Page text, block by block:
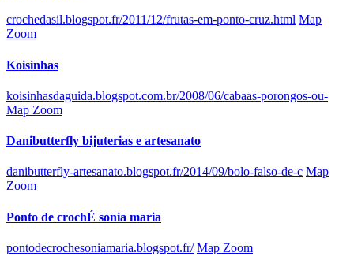
crochedasil.blogspot.fr/2011/12/frutas-em-ponto-cruz.html Map
Zoom
Koisinhas
koisinhasdaguida.blogspot.com.br/2008/06/cabaas-porongos-ou-
Map Zoom
Danibutterfly bijuterias e artesanato
danibutterfly-artesanato.blogspot.fr/2014/09/bolo-falso-de-c Map
Zoom
Ponto de crochÉ sonia maria
pontodecrochesoniamaria.blogspot.fr/ Map Zoom